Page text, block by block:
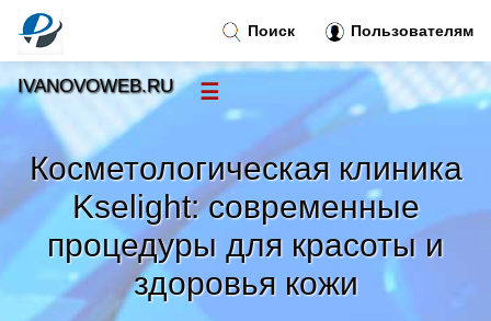
Косметологическая клиника
Kselight: современные
процедуры для красоты и
здоровья кожи
Поиск Пользователям
IVANOVOWEB.RU ☰
Тренды новостей»
Рубрики »
Правила »